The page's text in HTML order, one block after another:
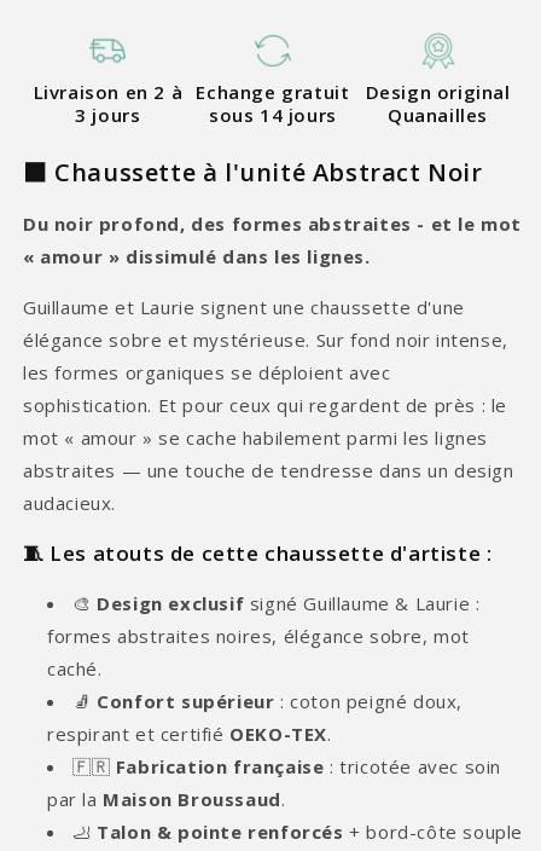
Livraison en 2 à
3 jours
Echange gratuit
sous 14 jours
Design original
Quanailles
⬛ Chaussette à l'unité Abstract Noir
Du noir profond, des formes abstraites - et le mot
« amour » dissimulé dans les lignes.
Guillaume et Laurie signent une chaussette d'une
élégance sobre et mystérieuse. Sur fond noir intense,
les formes organiques se déploient avec
sophistication. Et pour ceux qui regardent de près : le
mot « amour » se cache habilement parmi les lignes
abstraites — une touche de tendresse dans un design
audacieux.
🧵 Les atouts de cette chaussette d'artiste :
🎨 Design exclusif signé Guillaume & Laurie :
formes abstraites noires, élégance sobre, mot
caché.
🧦 Confort supérieur : coton peigné doux,
respirant et certifié OEKO-TEX.
🇫🇷 Fabrication française : tricotée avec soin
par la Maison Broussaud.
🦶 Talon & pointe renforcés + bord-côte souple